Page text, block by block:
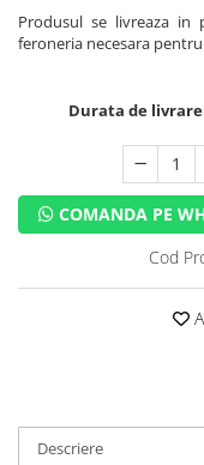
Produsul se livreaza
feroneria necesara
Durata de
COMANDA PE
Cod
Descriere